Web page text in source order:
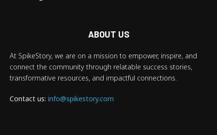
ABOUT US
At SpikeStory, we are on a mission to empower, inspire, and
connect the community through relatable success stories,
transformative resources, and impactful connections.
Contact us: info@spikestory.com